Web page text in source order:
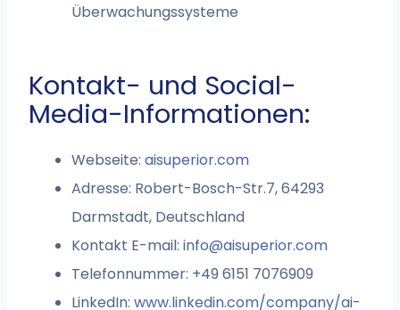
Überwachungssysteme
Kontakt- und Social-
Media-Informationen:
Webseite: aisuperior.com
Adresse: Robert-Bosch-Str.7, 64293
Darmstadt, Deutschland
Kontakt E-mail:info@aisuperior.com
Telefonnummer: +49 6151 7076909
LinkedIn: www.linkedin.com/company/ai-